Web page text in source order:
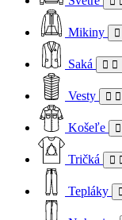
Mikiny
Saká
Vesty
Košeľe
Tričká
Tepláky